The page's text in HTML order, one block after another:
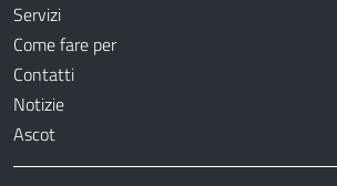
Servizi
Come fare per
Contatti
Notizie
Ascot